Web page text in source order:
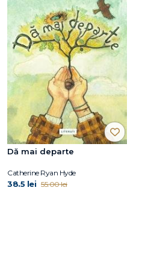
Dă mai departe
Catherine Ryan Hyde
38.5 lei 55.00 lei